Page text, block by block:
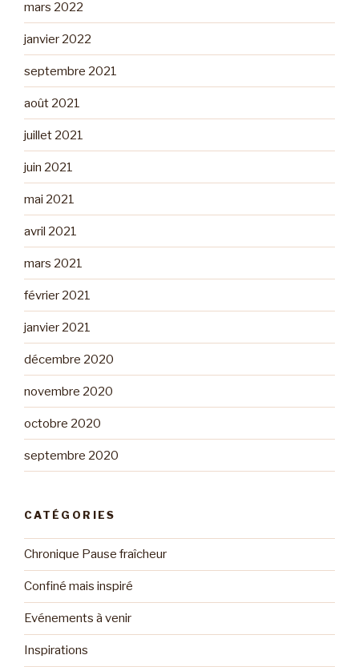
mars 2022
janvier 2022
septembre 2021
août 2021
juillet 2021
juin 2021
mai 2021
avril 2021
mars 2021
février 2021
janvier 2021
décembre 2020
novembre 2020
octobre 2020
septembre 2020
CATÉGORIES
Chronique Pause fraîcheur
Confiné mais inspiré
Evénements à venir
Inspirations